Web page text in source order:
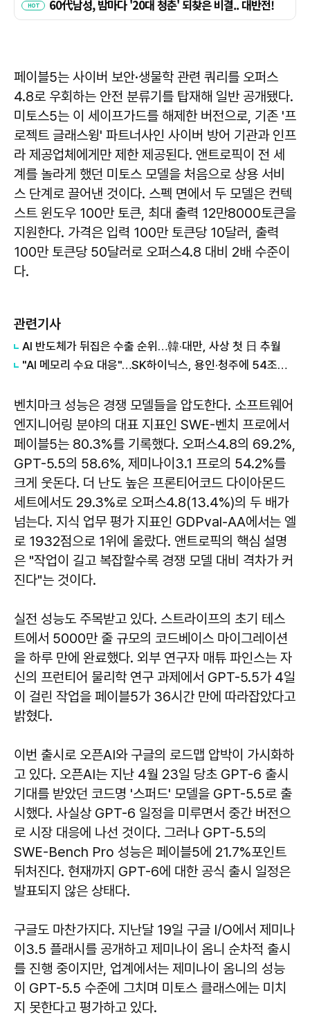
페이블5는 사이버 보안·생물학 관련 쿼리를 오퍼스
4.8로 우회하는 안전 분류기를 탑재해 일반 공개됐다.
미토스5는 이 세이프가드를 해제한 버전으로, 기존 '프
로젝트 글래스윙' 파트너사인 사이버 방어 기관과 인프
라 제공업체에게만 제한 제공된다. 앤트로픽이 전 세
계를 놀라게 했던 미토스 모델을 처음으로 상용 서비
스 단계로 끌어낸 것이다. 스펙 면에서 두 모델은 컨텍
스트 윈도우 100만 토큰, 최대 출력 12만8000토큰을
지원한다. 가격은 입력 100만 토큰당 10달러, 출력
100만 토큰당 50달러로 오퍼스4.8 대비 2배 수준이
다.
관련기사
AI 반도체가 뒤집은 수출 순위…韓·대만, 사상 첫 日 추월
"AI 메모리 수요 대응"…SK하이닉스, 용인·청주에 54조원 투자
벤치마크 성능은 경쟁 모델들을 압도한다. 소프트웨어
엔지니어링 분야의 대표 지표인 SWE-벤치 프로에서
페이블5는 80.3%를 기록했다. 오퍼스4.8의 69.2%,
GPT-5.5의 58.6%, 제미나이3.1 프로의 54.2%를
크게 웃돈다. 더 난도 높은 프론티어코드 다이아몬드
세트에서도 29.3%로 오퍼스4.8(13.4%)의 두 배가
넘는다. 지식 업무 평가 지표인 GDPval-AA에서는 엘
로 1932점으로 1위에 올랐다. 앤트로픽의 핵심 설명
은 "작업이 길고 복잡할수록 경쟁 모델 대비 격차가 커
진다"는 것이다.
실전 성능도 주목받고 있다. 스트라이프의 초기 테스
트에서 5000만 줄 규모의 코드베이스 마이그레이션
을 하루 만에 완료했다. 외부 연구자 매튜 파인스는 자
신의 프런티어 물리학 연구 과제에서 GPT-5.5가 4일
이 걸린 작업을 페이블5가 36시간 만에 따라잡았다고
밝혔다.
이번 출시로 오픈AI와 구글의 로드맵 압박이 가시화하
고 있다. 오픈AI는 지난 4월 23일 당초 GPT-6 출시
기대를 받았던 코드명 '스퍼드' 모델을 GPT-5.5로 출
시했다. 사실상 GPT-6 일정을 미루면서 중간 버전으
로 시장 대응에 나선 것이다. 그러나 GPT-5.5의
SWE-Bench Pro 성능은 페이블5에 21.7%포인트
뒤처진다. 현재까지 GPT-6에 대한 공식 출시 일정은
발표되지 않은 상태다.
구글도 마찬가지다. 지난달 19일 구글 I/O에서 제미나
이3.5 플래시를 공개하고 제미나이 옴니 순차적 출시
를 진행 중이지만, 업계에서는 제미나이 옴니의 성능
이 GPT-5.5 수준에 그치며 미토스 클래스에는 미치
지 못한다고 평가하고 있다.